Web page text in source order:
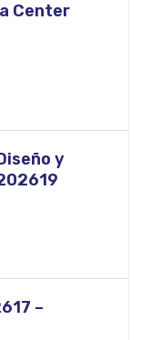
Center
y
–